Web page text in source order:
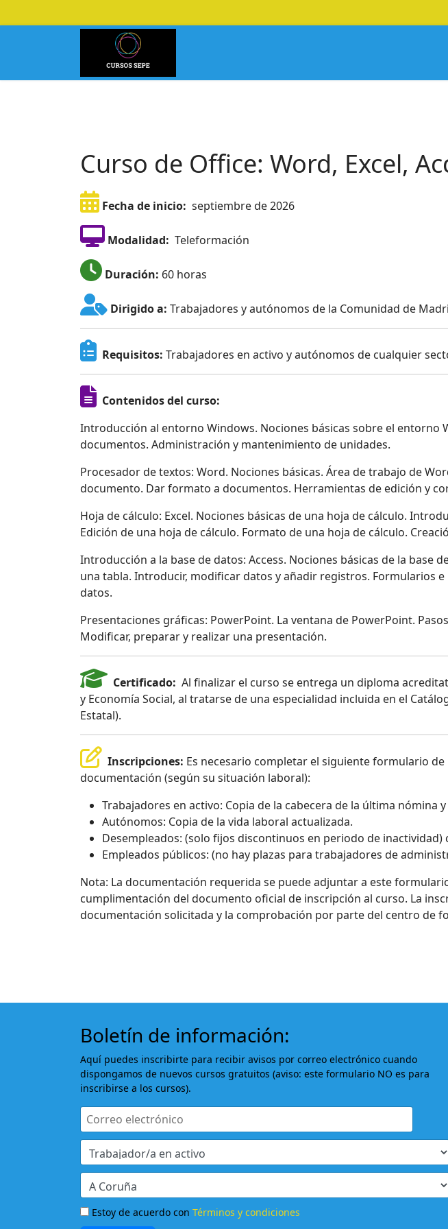
Curso de Office: Word, Excel,
Fecha de inicio: septiembre de 2026
Modalidad: Teleformación
Duración: 60 horas
Dirigido a: Trabajadores y autónomos de la Comunidad de
Requisitos: Trabajadores en activo y autónomos de cualquier
Contenidos del curso:
Introducción al entorno Windows. Nociones básicas sobre el entorno
documentos. Administración y mantenimiento de unidades.
Procesador de textos: Word. Nociones básicas. Área de trabajo de
documento. Dar formato a documentos. Herramientas de edición y
Hoja de cálculo: Excel. Nociones básicas de una hoja de cálculo.
Edición de una hoja de cálculo. Formato de una hoja de cálculo.
Introducción a la base de datos: Access. Nociones básicas de la base
una tabla. Introducir, modificar datos y añadir registros. Formularios
datos.
Presentaciones gráficas: PowerPoint. La ventana de PowerPoint.
Modificar, preparar y realizar una presentación.
Certificado: Al finalizar el curso se entrega un diploma
y Economía Social, al tratarse de una especialidad incluida en el
Estatal).
Inscripciones: Es necesario completar el siguiente formulario
documentación (según su situación laboral):
Trabajadores en activo: Copia de la cabecera de la última nómina
Autónomos: Copia de la vida laboral actualizada.
Desempleados: (solo fijos discontinuos en periodo de
Empleados públicos: (no hay plazas para trabajadores de
Nota: La documentación requerida se puede adjuntar a este
cumplimentación del documento oficial de inscripción al curso. La
documentación solicitada y la comprobación por parte del centro de
Boletín de información:
Aquí puedes inscribirte para recibir avisos por correo electrónico cuando
dispongamos de nuevos cursos gratuitos (aviso: este formulario NO es para
inscribirse a los cursos).
Estoy de acuerdo con Términos y condiciones